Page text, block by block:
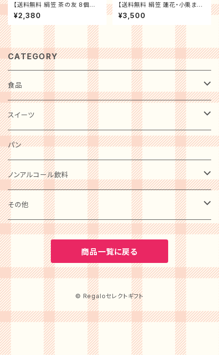
【送料無料 絹笠 茶の友 8個入】
大阪土産 大阪銘菓「全国菓子大
博覧会受賞店 御菓子處」老舗の
味 和菓子 羊羹 ようかん 進物
大阪 お土産
¥2,380
【送料無料 絹笠 蓮花・小栗まん
じゅう 12個入】大阪土産・大阪
銘菓「全国菓子大博覧会受賞店
御菓子處」老舗の味 門真銘菓
和菓子 詰合せ まんじゅう 饅頭
¥3,500
CATEGORY
食品
肉・肉加工品
惣菜・レトルト・冷凍
麺類
卵・チーズ・乳製品
水産物・水産加工品
缶詰・瓶詰
調味料
スイーツ
洋菓子
ケーキ
クッキー
プリン
アイスクリーム
ゼリー・ジュレ・コンポート
和菓子
パン
ノンアルコール飲料
ビール
ワイン
水・ソフトドリンク
その他
BOOK
カタログギフト
商品一覧に戻る
© Regaloセレクトギフト